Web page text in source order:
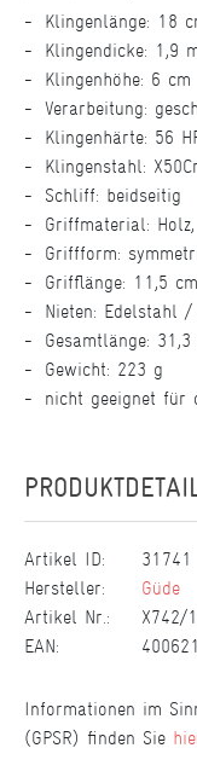
Klingenlänge: 18
Klingendicke: 1,9
Klingenhöhe: 6 cm
Verarbeitung:
Klingenhärte: 56
Klingenstahl:
Schliff: beidseitig
Griffmaterial:
Griffform:
Grifflänge: 11,5 cm
Nieten: Edelstahl
Gesamtlänge: 31,3
Gewicht: 223 g
nicht geeignet für
Artikel ID:
31741
Hersteller:
Güde
Artikel Nr.:
X742/
EAN:
Informationen im
(GPSR) finden Sie